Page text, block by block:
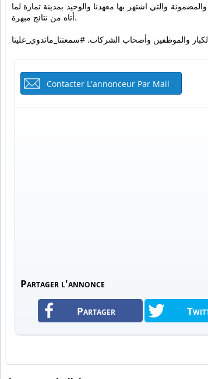
والتي اشتهر بها معهدنا والوحيد بمدينة تمارة لما
أتاه من نتائج مبهرة.
والموظفين وأصحاب الشركات. #سمعتنا_ماتدوي_علينا
Contacter L'annonceur Par Mail
Partager l'annonce
Partager